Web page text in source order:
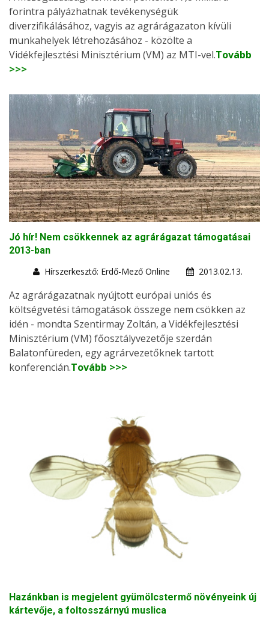
forintra pályázhatnak tevékenységük
diverzifikálásához, vagyis az agrárágazaton kívüli
munkahelyek létrehozásához - közölte a
Vidékfejlesztési Minisztérium (VM) az MTI-vel.Tovább
>>>
Jó hír! Nem csökkennek az agrárágazat támogatásai
2013-ban
Hírszerkesztő: Erdő-Mező Online
2013.02.13.
Az agrárágazatnak nyújtott európai uniós és
költségvetési támogatások összege nem csökken az
idén - mondta Szentirmay Zoltán, a Vidékfejlesztési
Minisztérium (VM) főosztályvezetője szerdán
Balatonfüreden, egy agrárvezetőknek tartott
konferencián.Tovább >>>
Hazánkban is megjelent gyümölcstermő növényeink új
kártevője, a foltosszárnyú muslica